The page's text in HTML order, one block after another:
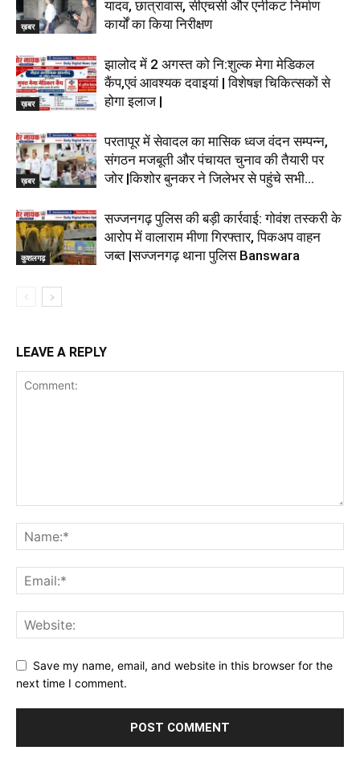
ख़बर
यादव, छात्रावास, सीएचसी और एनीकट निर्माण
कार्यों का किया निरीक्षण
ख़बर
झालोद में 2 अगस्त को नि:शुल्क मेगा मेडिकल
कैंप,एवं आवश्यक दवाइयां | विशेषज्ञ चिकित्सकों से
होगा इलाज |
ख़बर
परतापूर में सेवादल का मासिक ध्वज वंदन सम्पन्न,
संगठन मजबूती और पंचायत चुनाव की तैयारी पर
जोर |किशोर बुनकर ने जिलेभर से पहुंचे सभी...
कुशलगढ़
सज्जनगढ़ पुलिस की बड़ी कार्रवाई: गोवंश तस्करी के
आरोप में वालाराम मीणा गिरफ्तार, पिकअप वाहन
जब्त |सज्जनगढ़ थाना पुलिस Banswara
LEAVE A REPLY
Save my name, email, and website in this browser for the
next time I comment.